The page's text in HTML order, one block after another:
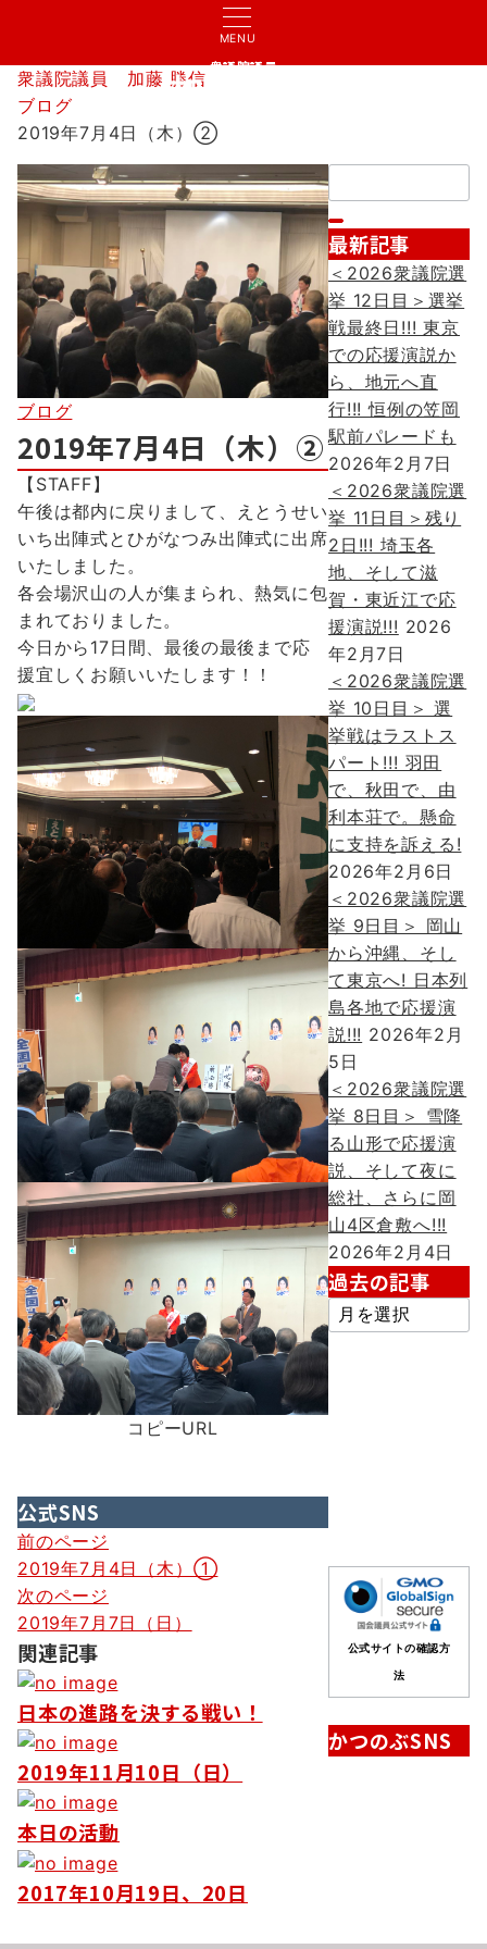
MENU
衆議院議員
加藤 勝信
衆議院議員 加藤 勝信
ブログ
2019年7月4日（木）②
ブログ
2019年7月4日（木）②
【STAFF】
午後は都内に戻りまして、えとうせい
いち出陣式とひがなつみ出陣式に出席
いたしました。
各会場沢山の人が集まられ、熱気に包
まれておりました。
今日から17日間、最後の最後まで応
援宜しくお願いいたします！！
コピーURL
公式SNS
投
稿
ナ
ビ
ゲ
ー
シ
ョ
ン
前のページ
2019年7月4日（木）①
次のページ
2019年7月7日（日）
関連記事
日本の進路を決する戦い！
2019年11月10日（日）
本日の活動
2017年10月19日、20日
検
索：
最新記事
＜2026衆議院選
挙 12日目＞選挙
戦最終日!!! 東京
での応援演説か
ら、地元へ直
行!!! 恒例の笠岡
駅前パレードも
2026年2月7日
＜2026衆議院選
挙 11日目＞残り
2日!!! 埼玉各
地、そして滋
賀・東近江で応
援演説!!! 2026
年2月7日
＜2026衆議院選
挙 10日目＞ 選
挙戦はラストス
パート!!! 羽田
で、秋田で、由
利本荘で。懸命
に支持を訴える!
2026年2月6日
＜2026衆議院選
挙 9日目＞ 岡山
から沖縄、そし
て東京へ! 日本列
島各地で応援演
説!!! 2026年2月
5日
＜2026衆議院選
挙 8日目＞ 雪降
る山形で応援演
説、そして夜に
総社、さらに岡
山4区倉敷へ!!!
2026年2月4日
過去の記事
過
去
記
事
公式サイトの確認方
法
かつのぶSNS